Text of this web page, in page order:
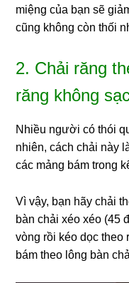
miệng của bạn sẽ
cũng không còn thối
2. Chải răng
răng không
Nhiều người có thói
nhiên, cách chải này
các mảng bám trong
Vì vậy, bạn hãy chải
bàn chải xéo xéo (45
vòng rồi kéo dọc theo
bám theo lông bàn